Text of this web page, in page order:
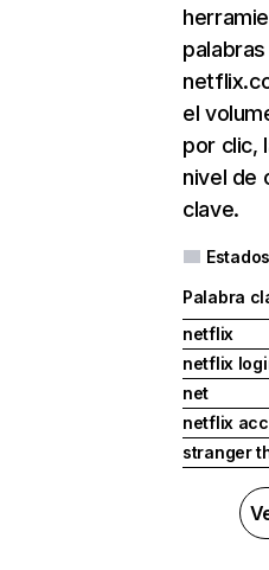
el
por clic,
nivel de
clave.
Palabra
netflix
netflix
net
netflix
stranger